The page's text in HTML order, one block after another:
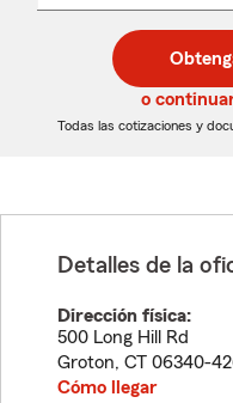
de
5
dígitos
de
5
dígitos
o
Todas las cotizaciones y
Detalles de la
Dirección física:
500 Long Hill Rd
Groton, CT 06340-
Cómo llegar